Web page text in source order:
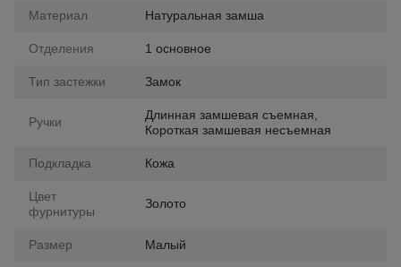
Материал Натуральная замша
Отделения 1 основное
Тип застежки Замок
Ручки
Длинная замшевая съемная,
Короткая замшевая несъемная
Подкладка Кожа
Цвет
фурнитуры
Золото
Размер Малый